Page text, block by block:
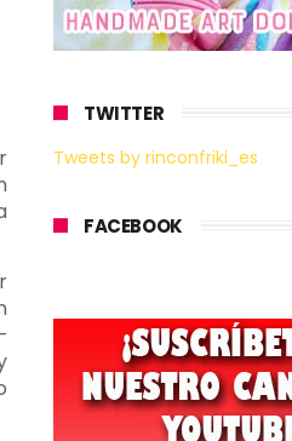
TWITTER
Tweets by rinconfriki_es
FACEBOOK